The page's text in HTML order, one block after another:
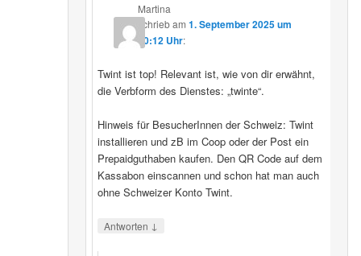
Martina
schriebam1. September 2025 um
20:12 Uhr:
Twint ist top! Relevant ist, wie von dir erwähnt,
die Verbform des Dienstes: „twinte“.
Hinweis für BesucherInnen der Schweiz: Twint
installieren und zB im Coop oder der Post ein
Prepaidguthaben kaufen. Den QR Code auf dem
Kassabon einscannen und schon hat man auch
ohne Schweizer Konto Twint.
Antworten ↓